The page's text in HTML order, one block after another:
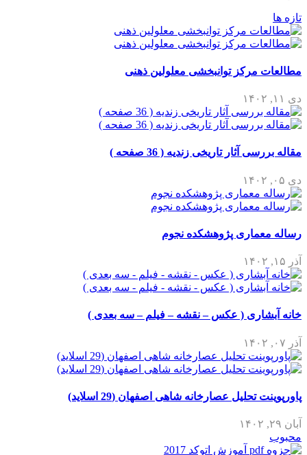
تازه ها
مطالعات مرکز توانبخشی معلولین ذهنی
دی ۱۱, ۱۴۰۲
مقاله بررسی آثار تاریخی زندیه ( 36 صفحه )
دی ۰۵, ۱۴۰۲
رساله معماری پژوهشکده نجوم
آذر ۱۵, ۱۴۰۲
خانه آبشاری ( عکس – نقشه – فیلم – سه بعدی )
آذر ۰۷, ۱۴۰۲
پاورپوینت تحلیل عصارخانه شاهی اصفهان (29 اسلاید)
آبان ۲۹, ۱۴۰۲
محبوب